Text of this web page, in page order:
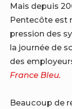
Mais depuis
Pentecôte est
pression des
la journée de
des
France Bleu.
Beaucoup de